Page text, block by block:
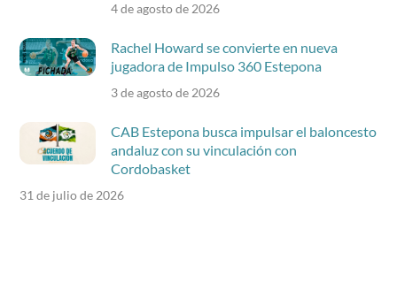
4 de agosto de 2026
Rachel Howard se convierte en nueva
jugadora de Impulso 360 Estepona
3 de agosto de 2026
CAB Estepona busca impulsar el baloncesto
andaluz con su vinculación con
Cordobasket
31 de julio de 2026